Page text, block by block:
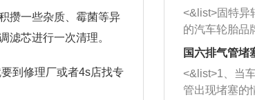
攒一些杂质、霉菌等异
滤芯进行一次清理。
到修理厂或者4s店找专
<&list>固特异
的汽车轮胎品
牌，但是中高
也是为了更好
国六排气管堵
<&list>1、当
管出现堵塞的